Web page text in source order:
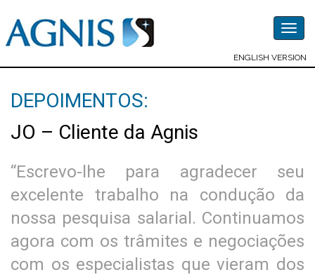
ENGLISH VERSION
DEPOIMENTOS:
JO – Cliente da Agnis
“Escrevo-lhe para agradecer seu
excelente trabalho na condução da
nossa pesquisa salarial. Continuamos
agora com os trâmites e negociações
com os especialistas que vieram dos